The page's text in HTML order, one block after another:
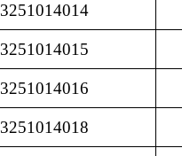
3251014014
3251014015
3251014016
3251014018